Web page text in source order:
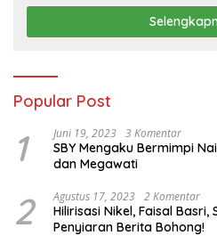
Pertanian
Popular Post
1 Juni 19, 2023 3 Komentar
SBY Mengaku Bermimpi
dan Megawati
2 Agustus 17, 2023 2 Komentar
Hilirisasi Nikel, Faisal
Penyiaran Berita Bohong!